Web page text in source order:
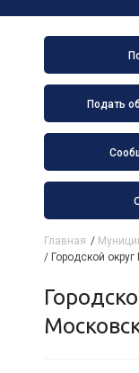
Подать
Главная /
/ Городской
Городской округ Реутов